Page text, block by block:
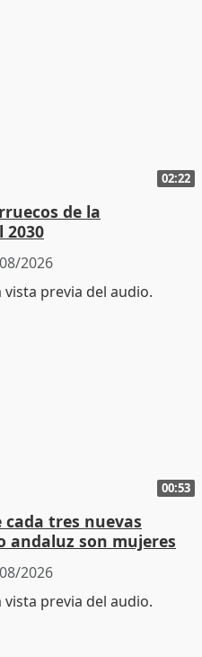
02:22
de la
2026
00:53
cada tres nuevas
andaluz son mujeres
2026